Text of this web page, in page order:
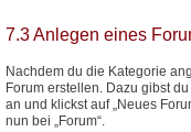
7.3 Anlegen eines
Nachdem du die Kategorie
Forum erstellen. Dazu gibst
an und klickst auf „Neues
nun bei „Forum“.